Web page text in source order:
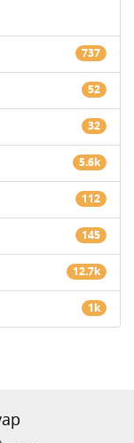
737
52
32
5.6k
112
145
12.7k
1k